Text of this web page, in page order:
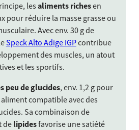
les aliments richesen
pour réduire la masse grasse ou
Avec env. 30 g de
Speck Alto Adige IGPcontribue
des muscles, un atout
et les sportifs.
peu de glucides, env. 1,2 g pour
compatible avec des
Sa combinaison de
de lipidesfavorise une satiété